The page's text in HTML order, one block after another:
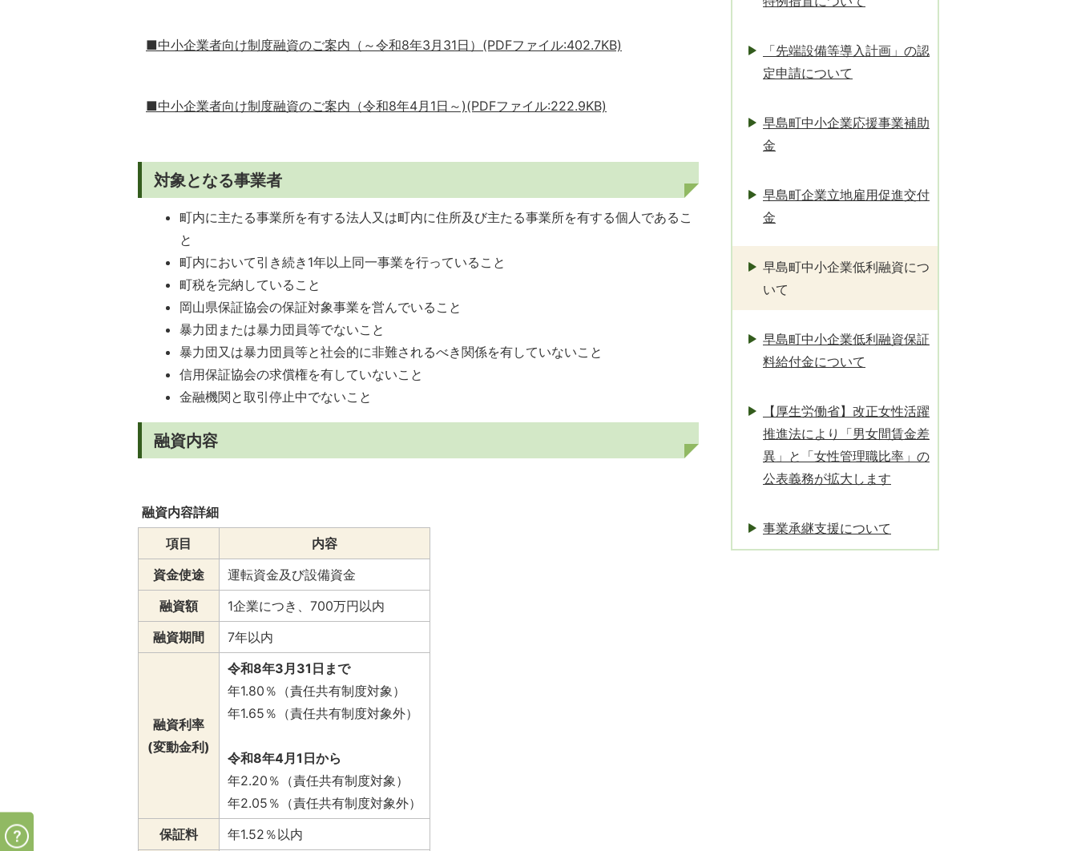
■中小企業者向け制度融資のご案内（～令和8年3月31日）(PDFファイル:402.7KB)
■中小企業者向け制度融資のご案内（令和8年4月1日～)(PDFファイル:222.9KB)
対象となる事業者
町内に主たる事業所を有する法人又は町内に住所及び主たる事業所を有する個人であるこ
と
町内において引き続き1年以上同一事業を行っていること
町税を完納していること
岡山県保証協会の保証対象事業を営んでいること
暴力団または暴力団員等でないこと
暴力団又は暴力団員等と社会的に非難されるべき関係を有していないこと
信用保証協会の求償権を有していないこと
金融機関と取引停止中でないこと
融資内容
融資内容詳細
項目
内容
資金使途
運転資金及び設備資金
融資額
1企業につき、700万円以内
融資期間
7年以内
融資利率
(変動金利)
令和8年3月31日まで
年1.80％（責任共有制度対象）
​年1.65％（責任共有制度対象外）
令和8年4月1日から
年2.20％（責任共有制度対象）
​年2.05％（責任共有制度対象外）
保証料
年1.52％以内
「先端設備等導入計画」の認
定申請について
早島町中小企業応援事業補助
金
早島町企業立地雇用促進交付
金
早島町中小企業低利融資につ
いて
早島町中小企業低利融資保証
料給付金について
【厚生労働省】改正女性活躍
推進法により「男女間賃金差
異」と「女性管理職比率」の
公表義務が拡大します
事業承継支援について